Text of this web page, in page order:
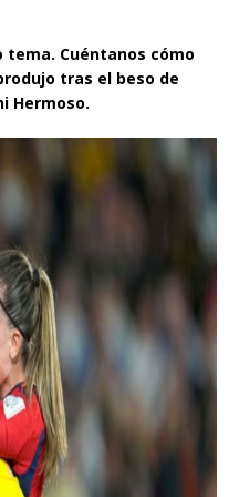
tema. Cuéntanos cómo
tras el beso de
Hermoso.